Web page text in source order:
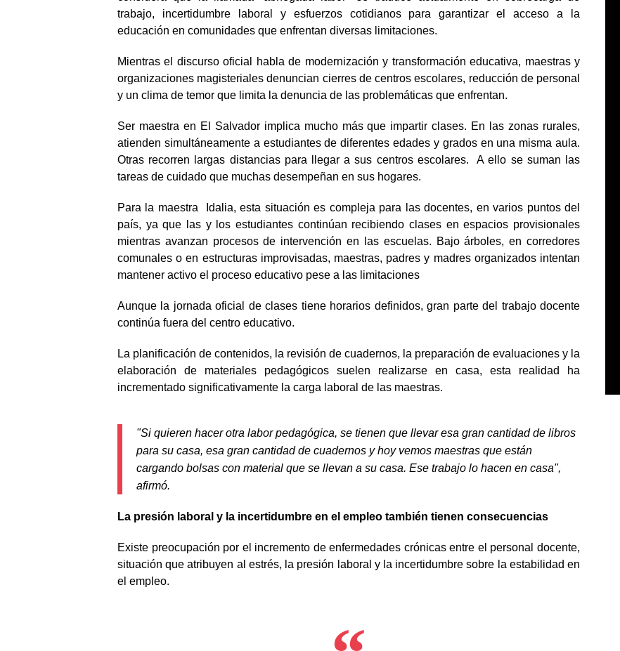
trabajo, incertidumbre laboral y esfuerzos cotidianos para garantizar el acceso a la
educación en comunidades que enfrentan diversas limitaciones.
Mientras el discurso oficial habla de modernización y transformación educativa, maestras y
organizaciones magisteriales denuncian cierres de centros escolares, reducción de personal
y un clima de temor que limita la denuncia de las problemáticas que enfrentan.
Ser maestra en El Salvador implica mucho más que impartir clases. En las zonas rurales,
atienden simultáneamente a estudiantes de diferentes edades y grados en una misma aula.
Otras recorren largas distancias para llegar a sus centros escolares. A ello se suman las
tareas de cuidado que muchas desempeñan en sus hogares.
Para la maestra Idalia, esta situación es compleja para las docentes, en varios puntos del
país, ya que las y los estudiantes continúan recibiendo clases en espacios provisionales
mientras avanzan procesos de intervención en las escuelas. Bajo árboles, en corredores
comunales o en estructuras improvisadas, maestras, padres y madres organizados intentan
mantener activo el proceso educativo pese a las limitaciones
Aunque la jornada oficial de clases tiene horarios definidos, gran parte del trabajo docente
continúa fuera del centro educativo.
La planificación de contenidos, la revisión de cuadernos, la preparación de evaluaciones y la
elaboración de materiales pedagógicos suelen realizarse en casa, esta realidad ha
incrementado significativamente la carga laboral de las maestras.
"Si quieren hacer otra labor pedagógica, se tienen que llevar esa gran cantidad de libros
para su casa, esa gran cantidad de cuadernos y hoy vemos maestras que están
cargando bolsas con material que se llevan a su casa. Ese trabajo lo hacen en casa",
afirmó.
La presión laboral y la incertidumbre en el empleo también tienen consecuencias
Existe preocupación por el incremento de enfermedades crónicas entre el personal docente,
situación que atribuyen al estrés, la presión laboral y la incertidumbre sobre la estabilidad en
el empleo.